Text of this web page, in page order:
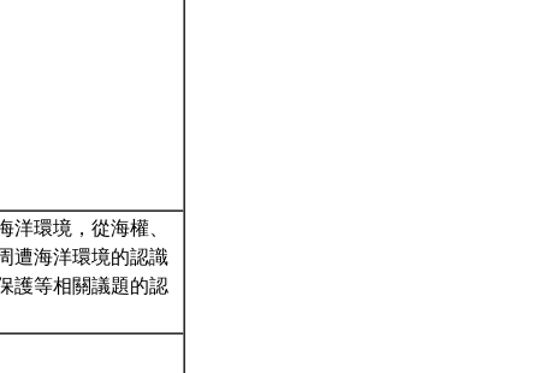
環境，從海權、
遭海洋環境的認識
護等相關議題的認